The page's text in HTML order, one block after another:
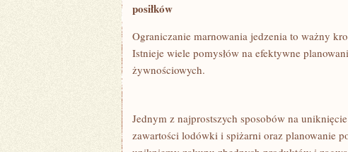
posiłków
Ograniczanie marnowania jedzenia to ważny
Istnieje wiele pomysłów na efektywne
żywnościowych.
Jednym z najprostszych sposobów na
zawartości lodówki i spiżarni⁤ oraz planowanie